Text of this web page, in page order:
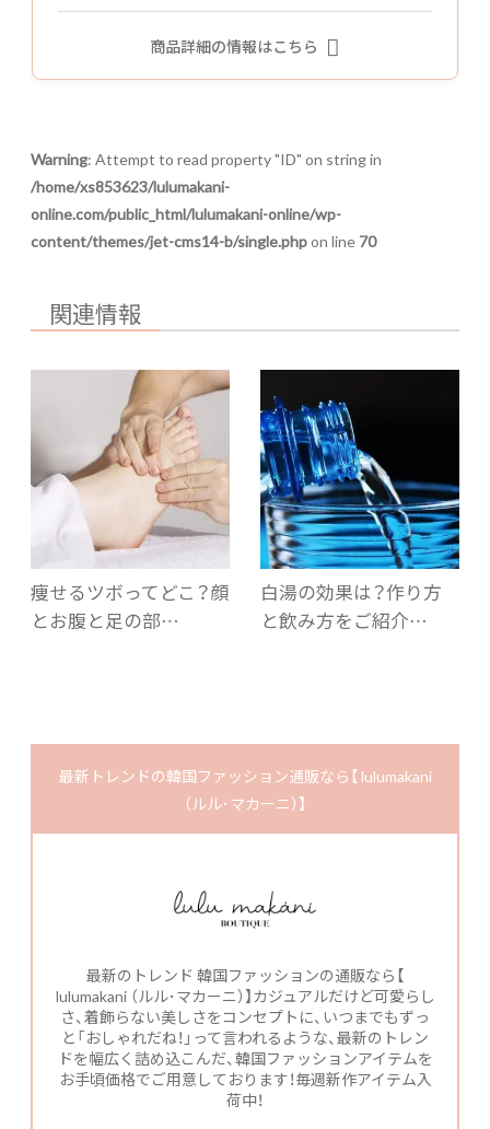
商品詳細の情報はこちら
Warning: Attempt to read property "ID" on string in
/home/xs853623/lulumakani-
online.com/public_html/lulumakani-online/wp-
content/themes/jet-cms14-b/single.phpon line 70
関連情報
痩せるツボってどこ？顔
とお腹と足の部…
白湯の効果は？作り方
と飲み方をご紹介…
最新トレンドの韓国ファッション通販なら【 lulumakani
（ルル･マカーニ）】
最新のトレンド 韓国ファッションの通販なら【
lulumakani （ルル･マカーニ）】カジュアルだけど可愛らし
さ、着飾らない美しさをコンセプトに、いつまでもずっ
と「おしゃれだね！」って言われるような、最新のトレン
ドを幅広く詰め込こんだ、韓国ファッションアイテムを
お手頃価格でご用意しております！毎週新作アイテム入
荷中！